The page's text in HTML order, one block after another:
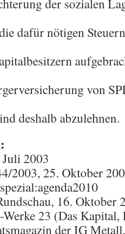
der sozialen
dafür nötigen
von
deshalb abzulehnen.
2003
2003, 25. Oktober
16. Oktober
23 (Das Kapital,
der IG